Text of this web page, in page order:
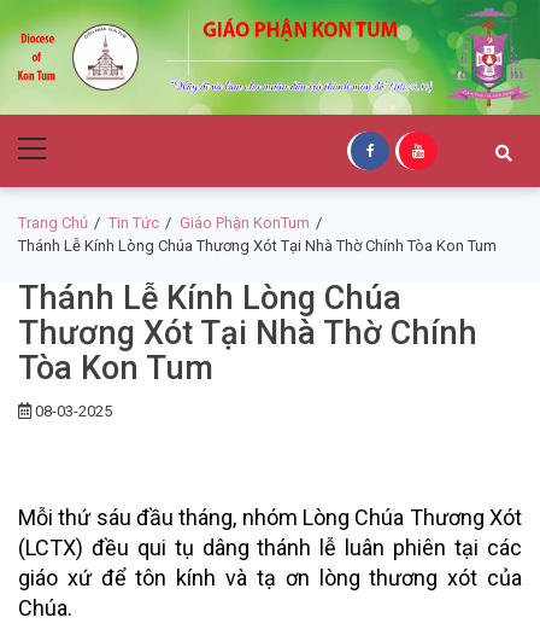
to
navigation
to
content
Giáo Phận Kon
Tum
Menu
Trang Chủ Tin Tức
Giáo Phận KonTum
Thánh Lễ Kính Lòng Chúa Thương Xót Tại Nhà Thờ Chính Tòa Kon Tum
Thánh Lễ Kính Lòng Chúa
Thương Xót Tại Nhà Thờ Chính
Tòa Kon Tum
08-03-2025
Mỗi thứ sáu đầu tháng, nhóm Lòng Chúa Thương Xót
(LCTX) đều qui tụ dâng thánh lễ luân phiên tại các
giáo xứ để tôn kính và tạ ơn lòng thương xót của
Chúa.